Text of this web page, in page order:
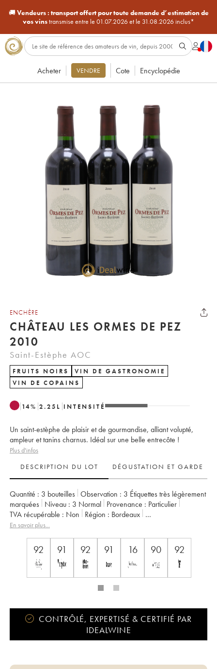
🚚Vendeurs : transport offert pour toute demande d’estimation de
vos vinstransmise entre le 01.07.2026 et le 31.08.2026 inclus*
Acheter VENDRE Cote Encyclopédie
ENCHÈRE
CHÂTEAU LES ORMES DE PEZ
2010
Saint-Estèphe AOC
FRUITS NOIRS
VIN DE GASTRONOMIE
VIN DE COPAINS
14% 2.25 L INTENSITÉ
Un saint-estèphe de plaisir et de gourmandise, alliant volupté,
ampleur et tanins charnus. Idéal sur une belle entrecôte !
Plus d'infos
DESCRIPTION DU LOT
DÉGUSTATION ET GARDE
Quantité : 3 bouteilles Observation : 3 Étiquettes très légèrement
marquées
Niveau : 3 Normal Provenance : particulier
TVA récupérable :
non Région :
Bordeaux
Appellation :
En savoir plus...
92 91 92 91 16 90 92
CONTRÔLÉ, EXPERTISÉ & CERTIFIÉ PAR
IDEALWINE